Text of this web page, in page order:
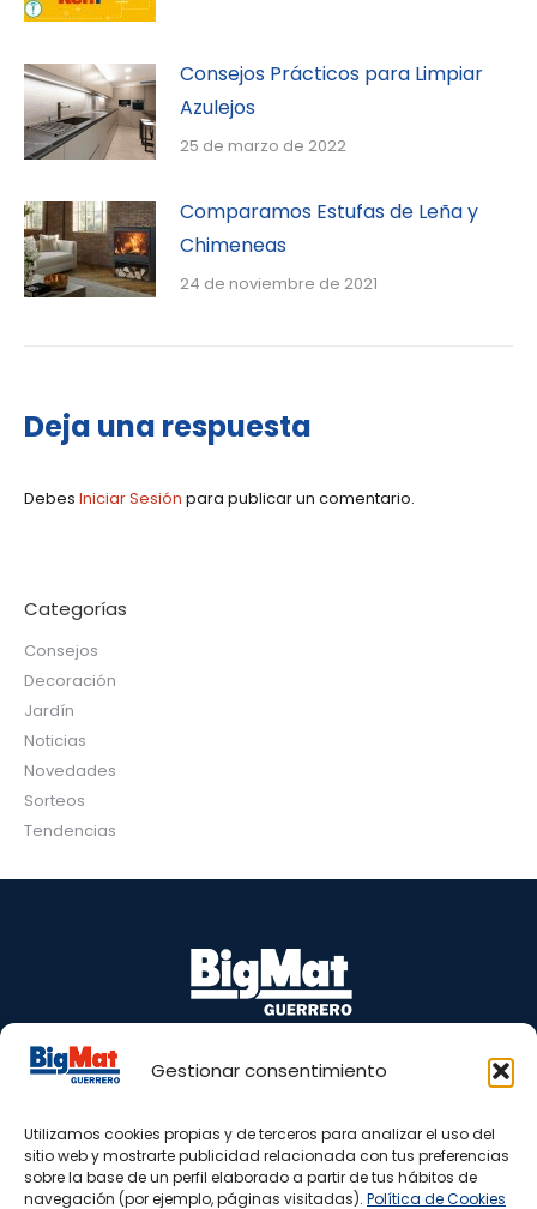
Gestionar consentimiento
Utilizamos cookies propias y de terceros para analizar el uso del
sitio web y mostrarte publicidad relacionada con tus preferencias
sobre la base de un perfil elaborado a partir de tus hábitos de
navegación (por ejemplo, páginas visitadas). Política de Cookies
Consejos Prácticos para Limpiar
Azulejos
25 de marzo de 2022
Comparamos Estufas de Leña y
Chimeneas
24 de noviembre de 2021
Deja una respuesta
Debes Iniciar Sesión para publicar un comentario.
Categorías
Consejos
Decoración
Jardín
Noticias
Novedades
Sorteos
Tendencias
Puente Barrero, s/n 29100 Coín – Málaga
www.bigmatguerrero.es
almacen@bigmatguerrero.com